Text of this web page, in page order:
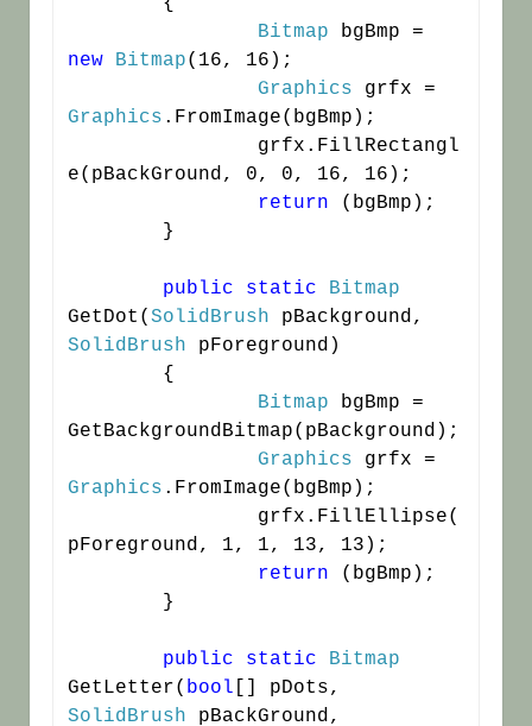
Bitmap
new
Bitmap(16, 16);
Graphics
Graphics .FromImage(bgBmp);
e(pBackGround, 0, 0, 16, 16);
return (bgBmp);
public static
Bitmap
GetDot( SolidBrush
SolidBrush pForeground)
Bitmap bgBmp =
GetBackgroundBitmap(pBackground);
Graphics
Graphics .FromImage(bgBmp);
pForeground, 1, 1, 13, 13);
return (bgBmp);
public static
Bitmap
GetLetter( bool
SolidBrush